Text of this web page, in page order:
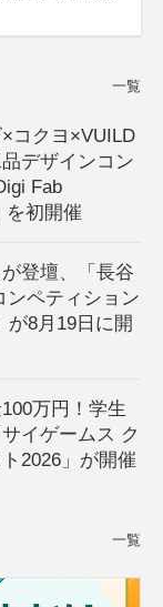
一覧
×コクヨ×VUILD
デザインコン
Fab
を初開催
登壇、「長谷
ンペティション
が8月19日に開
万円！学生
イゲームス ク
2026」が開催
一覧